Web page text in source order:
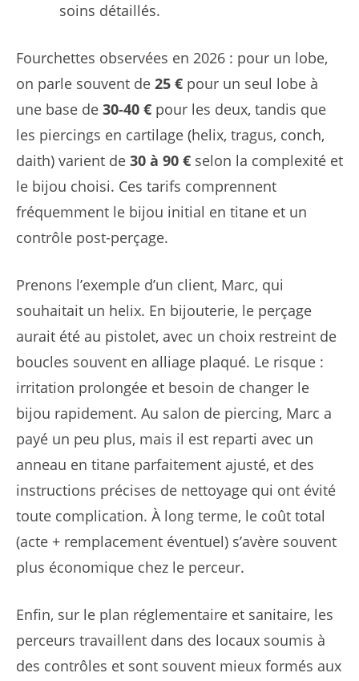
soins détaillés.
Fourchettes observées en 2026 : pour un lobe,
on parle souvent de 25 € pour un seul lobe à
une base de 30-40 € pour les deux, tandis que
les piercings en cartilage (helix, tragus, conch,
daith) varient de 30 à 90 € selon la complexité et
le bijou choisi. Ces tarifs comprennent
fréquemment le bijou initial en titane et un
contrôle post-perçage.
Prenons l’exemple d’un client, Marc, qui
souhaitait un helix. En bijouterie, le perçage
aurait été au pistolet, avec un choix restreint de
boucles souvent en alliage plaqué. Le risque :
irritation prolongée et besoin de changer le
bijou rapidement. Au salon de piercing, Marc a
payé un peu plus, mais il est reparti avec un
anneau en titane parfaitement ajusté, et des
instructions précises de nettoyage qui ont évité
toute complication. À long terme, le coût total
(acte + remplacement éventuel) s’avère souvent
plus économique chez le perceur.
Enfin, sur le plan réglementaire et sanitaire, les
perceurs travaillent dans des locaux soumis à
des contrôles et sont souvent mieux formés aux